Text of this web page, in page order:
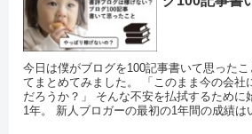
今日は僕がブログを100記事書いて思った
てまとめてみました。 「このまま今の会社
だろうか？」 そんな不安を払拭するために
1年。 新人ブロガーの最初の1年間の成績は